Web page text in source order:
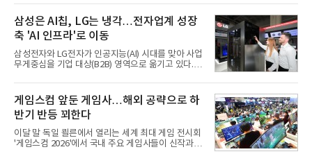
다. 매각 대상 지분은 SK㈜가
로 평가되고 있다. 그러나 우리 군이 운용 중인 대전차
무기는 관통력과 유효사거리 모두 만족스럽지 못해
적 전차 파괴에 효과적이지 못했다. 특히 노후화된 대
전차 무기에 대한 군수지원이 미흡해 전력 발휘가 어
려웠다.따라서 부족한 사거리의 한계를 극복하고 아
군의 생존성을 극대화할 수 있는 대전차 유도무기 개
발이 절실했다.2007년부터 국방과학연구소(ADD) 주
국산화에 의
삼성은 AI칩, LG는 냉각…전자업계 성장
축 'AI 인프라'로 이동
삼성전자와 LG전자가 인공지능(AI) 시대를 맞아 사업
무게중심을 기업 대상(B2B) 영역으로 옮기고 있다.
접어든 가운데 삼성전자는 AI 반도체를 중심으로 데
이터센터 생태계 공략을 강화하고 LG전자는 냉각솔
루션·전장·로봇 등 기업용 솔루션 사업 확대에 속도를
내고 있다.9일 업계에 따르면 LG전자는 2분기 생활가
전과 프리미엄 제품 경쟁력에 더해 B2B 사업 확대 효
과로 수익성을 방어한 반면 삼성전자는 디바이스경험
(DX) 부문의 TV·생활가전 수익성이 악화됐다. 대신 삼
게임스컴 앞둔 게임사…해외 공략으로 하
반기 반등 꾀한다
이달 말 독일 쾰른에서 열리는 세계 최대 게임 전시회
'게임스컴 2026'에서 국내 주요 게임사들이 신작과 글